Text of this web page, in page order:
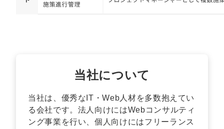
当社について
当社は、優秀なIT・Web人材を多数抱えてい
る会社です。法人向けにはWebコンサルティ
ング事業を行い、個人向けにはフリーランス